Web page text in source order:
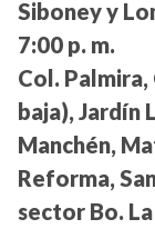
Siboney y
7:00 p. m.
Col.
baja), Jardín
Manchén,
Reforma,
sector Bo.